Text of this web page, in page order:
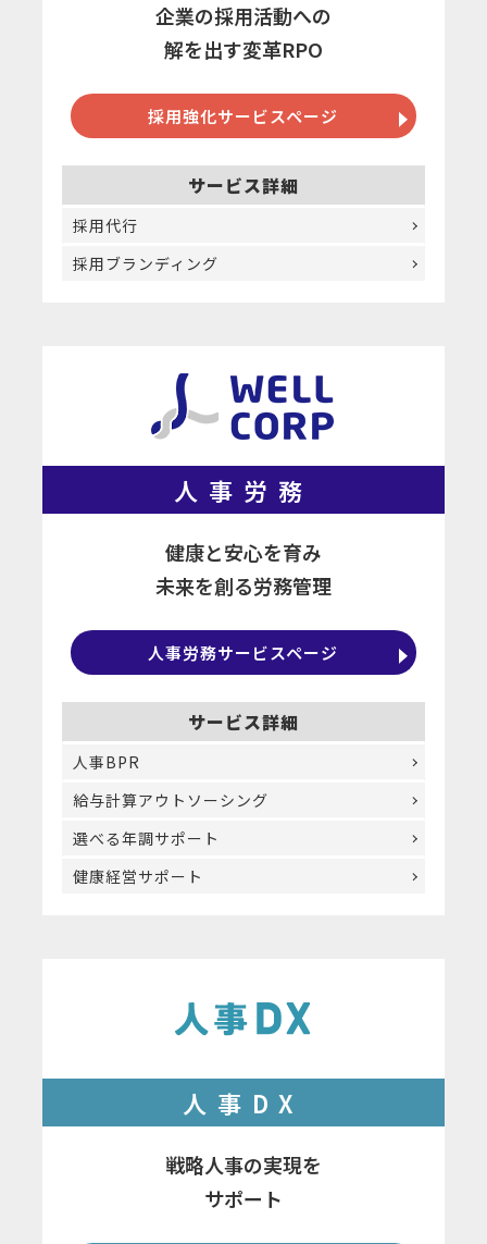
企業の採用活動への
解を出す変革RPO
採用強化サービスページ
サービス詳細
採用代行
採用ブランディング
人事労務
健康と安心を育み
未来を創る労務管理
人事労務サービスページ
サービス詳細
人事BPR
給与計算アウトソーシング
選べる年調サポート
健康経営サポート
人事DX
戦略人事の実現を
サポート